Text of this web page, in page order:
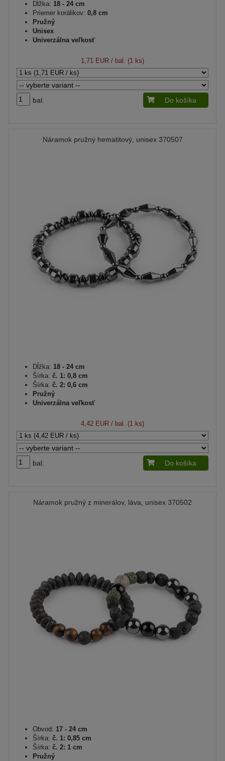
Dĺžka: 18 - 24 cm
Priemer korálikov: 0,8 cm
Pružný
Unisex
Univerzálna veľkosť
1,71 EUR / bal. (1 ks)
bal. Do košíka
Náramok pružný hematitový, unisex 370507
Dĺžka: 18 - 24 cm
Šírka: č. 1: 0,8 cm
Šírka: č. 2: 0,6 cm
Pružný
Univerzálna veľkosť
4,42 EUR / bal. (1 ks)
bal. Do košíka
Náramok pružný z minerálov, láva, unisex 370502
Obvod: 17 - 24 cm
Šírka: č. 1: 0,85 cm
Šírka: č. 2: 1 cm
Pružný